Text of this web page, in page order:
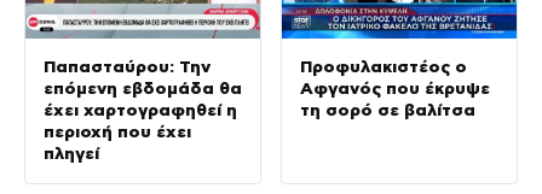
Παπασταύρου: Την
επόμενη εβδομάδα θα
έχει χαρτογραφηθεί η
περιοχή που έχει
πληγεί
Προφυλακιστέος ο
Αφγανός που έκρυψε
τη σορό σε βαλίτσα